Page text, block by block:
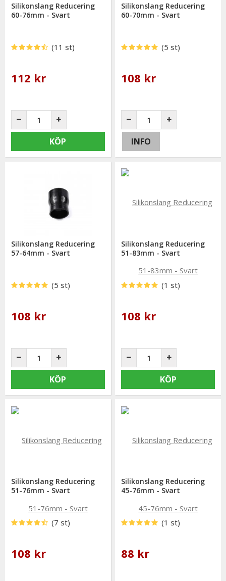
Silikonslang Reducering
60-76mm - Svart
(11 st)
112 kr
KÖP
Silikonslang Reducering
60-70mm - Svart
(5 st)
108 kr
INFO
Silikonslang Reducering
57-64mm - Svart
(5 st)
108 kr
KÖP
Silikonslang Reducering
51-83mm - Svart
(1 st)
108 kr
KÖP
Silikonslang Reducering
51-76mm - Svart
(7 st)
108 kr
Silikonslang Reducering
45-76mm - Svart
(1 st)
88 kr